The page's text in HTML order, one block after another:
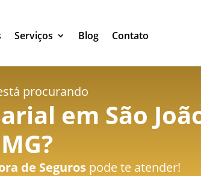
Serviços Blog Contato
procurando
em São
MG?
de Segurospode te atender!